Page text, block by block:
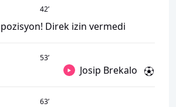
42’
Direk izin vermedi
53’
Josip Brekalo
63’